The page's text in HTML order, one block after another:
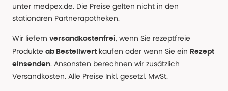
unter medpex.de. Die Preise gelten nicht in den
stationären Partnerapotheken.
Wir liefern versandkostenfrei, wenn Sie rezeptfreie
Produkte ab Bestellwert kaufen oder wenn Sie ein Rezept
einsenden. Ansonsten berechnen wir zusätzlich
Versandkosten. Alle Preise Inkl. gesetzl. MwSt.